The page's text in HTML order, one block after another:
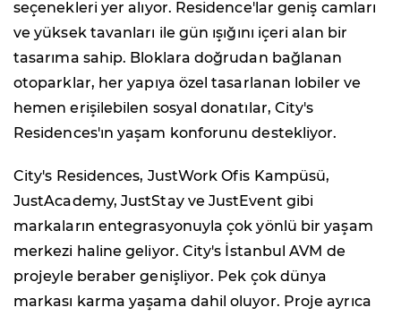
seçenekleri yer alıyor. Residence'lar geniş camları
ve yüksek tavanları ile gün ışığını içeri alan bir
tasarıma sahip. Bloklara doğrudan bağlanan
otoparklar, her yapıya özel tasarlanan lobiler ve
hemen erişilebilen sosyal donatılar, City's
Residences'ın yaşam konforunu destekliyor.
City's Residences, JustWork Ofis Kampüsü,
JustAcademy, JustStay ve JustEvent gibi
markaların entegrasyonuyla çok yönlü bir yaşam
merkezi haline geliyor. City's İstanbul AVM de
projeyle beraber genişliyor. Pek çok dünya
markası karma yaşama dahil oluyor. Proje ayrıca